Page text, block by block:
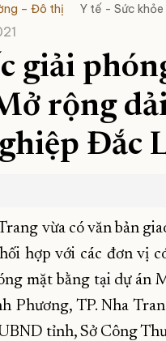
– Đô thị Y tế - Sức khỏe
giải
rộng
Đắc
vừa có văn bản
hợp với các đơn vị
mặt bằng tại dự án
Phương, TP. Nha
tỉnh, Sở Công